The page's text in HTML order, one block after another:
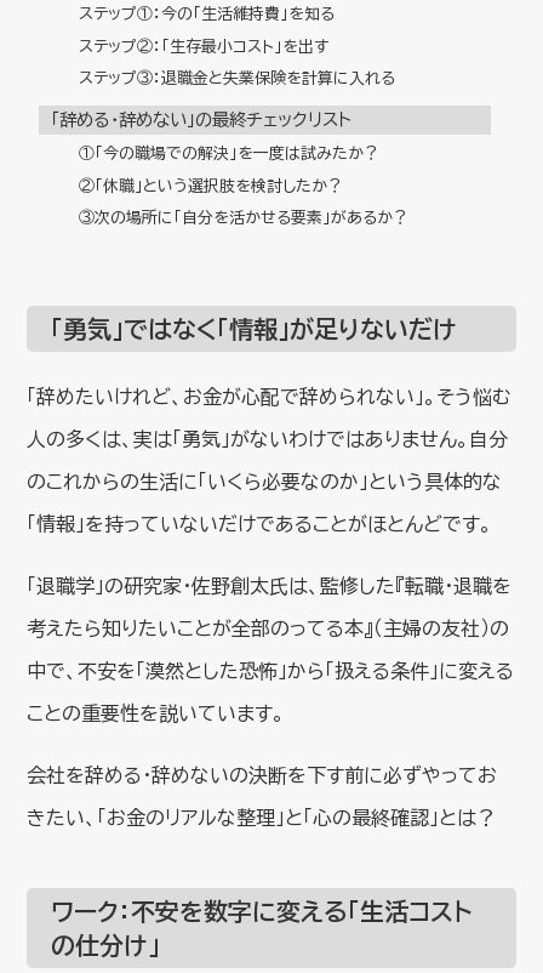
ステップ①：今の「生活維持費」を知る
ステップ②：「生存最小コスト」を出す
ステップ③：退職金と失業保険を計算に入れる
「辞める・辞めない」の最終チェックリスト
①「今の職場での解決」を一度は試みたか？
②「休職」という選択肢を検討したか？
③次の場所に「自分を活かせる要素」があるか？
「勇気」ではなく「情報」が足りないだけ
「辞めたいけれど、お金が心配で辞められない」。そう悩む
人の多くは、実は「勇気」がないわけではありません。自分
のこれからの生活に「いくら必要なのか」という具体的な
「情報」を持っていないだけであることがほとんどです。
「退職学」の研究家・佐野創太氏は、監修した『転職・退職を
考えたら知りたいことが全部のってる本』（主婦の友社）の
中で、不安を「漠然とした恐怖」から「扱える条件」に変える
ことの重要性を説いています。
会社を辞める・辞めないの決断を下す前に必ずやってお
きたい、「お金のリアルな整理」と「心の最終確認」とは？
ワーク：不安を数字に変える「生活コスト
の仕分け」